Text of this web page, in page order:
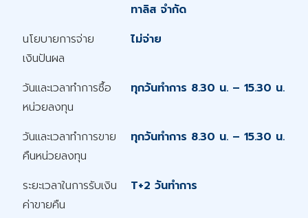
ทาลิส จำกัด
นโยบายการจ่าย
เงินปันผล
ไม่จ่าย
วันและเวลาทำการซื้อ
หน่วยลงทุน
ทุกวันทำการ 8.30 น. – 15.30 น.
วันและเวลาทำการขาย
คืนหน่วยลงทุน
ทุกวันทำการ 8.30 น. – 15.30 น.
ระยะเวลาในการรับเงิน
ค่าขายคืน
T+2 วันทำการ